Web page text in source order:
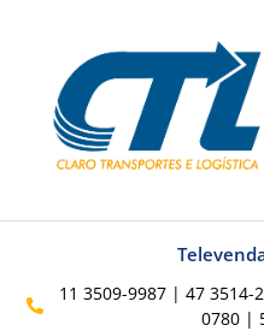
11 3509-9987 | 47
0780 |